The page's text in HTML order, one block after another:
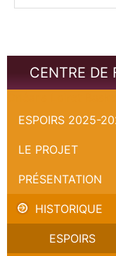
CENTRE DE
ESPOIRS 2025-
LE PROJET
PRÉSENTATION
HISTORIQUE
ESPOIRS